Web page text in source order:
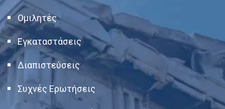
Ομιλητές
Εγκαταστάσεις
Διαπιστεύσεις
Συχνές Ερωτήσεις